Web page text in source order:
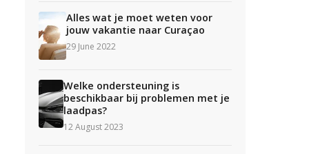
Alles wat je moet weten voor
jouw vakantie naar Curaçao
29 June 2022
Welke ondersteuning is
beschikbaar bij problemen met je
laadpas?
12 August 2023